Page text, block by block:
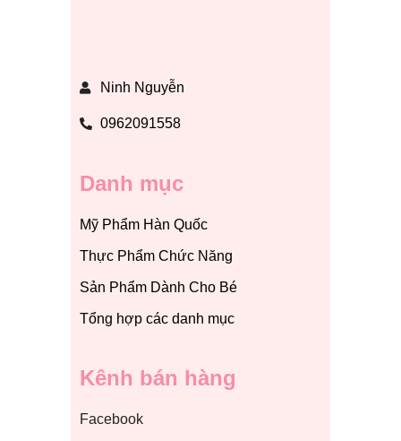
Ninh Nguyễn
0962091558
Danh mục
Mỹ Phẩm Hàn Quốc
Thực Phẩm Chức Năng
Sản Phẩm Dành Cho Bé
Tổng hợp các danh mục
Kênh bán hàng
Facebook